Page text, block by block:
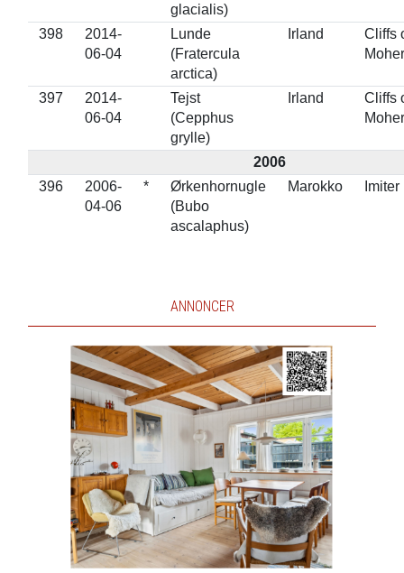
glacialis)
398
2014-
06-04
Lunde
(Fratercula
arctica)
Irland
Cliffs
Moher
397
2014-
06-04
Tejst
(Cepphus
grylle)
Irland
Cliffs
Moher
2006
396
2006-
04-06
*
Ørkenhornugle
(Bubo
ascalaphus)
Marokko Imiter
ANNONCER